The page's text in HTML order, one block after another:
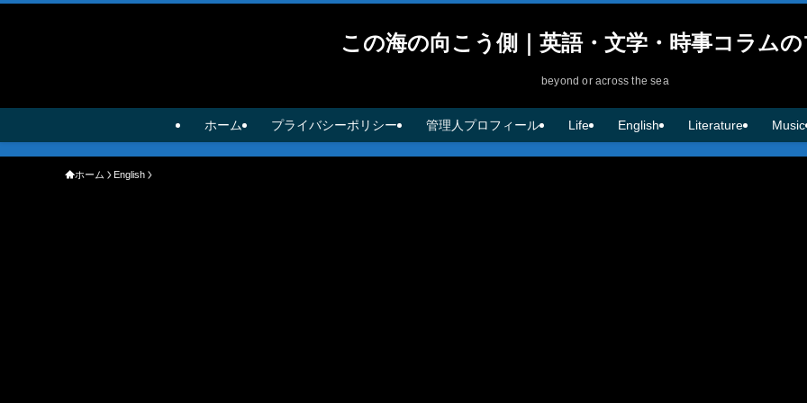
この海の向こう側｜英語・文学・時事コラム
beyond or across the sea
ホーム プライバシーポリシー 管理人プロフィール Life English Literature Music
ホーム English